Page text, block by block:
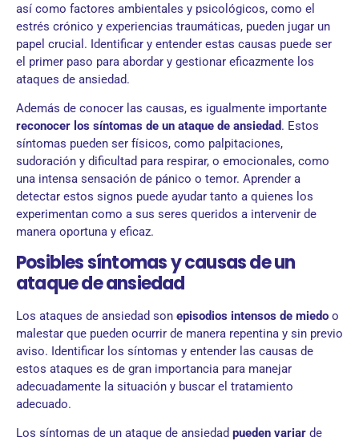
así como factores ambientales y psicológicos, como el
estrés crónico y experiencias traumáticas, pueden jugar un
papel crucial. Identificar y entender estas causas puede ser
el primer paso para abordar y gestionar eficazmente los
ataques de ansiedad.
Además de conocer las causas, es igualmente importante
reconocer los síntomas de un ataque de ansiedad. Estos
síntomas pueden ser físicos, como palpitaciones,
sudoración y dificultad para respirar, o emocionales, como
una intensa sensación de pánico o temor. Aprender a
detectar estos signos puede ayudar tanto a quienes los
experimentan como a sus seres queridos a intervenir de
manera oportuna y eficaz.
Posibles síntomas y causas de un
ataque de ansiedad
Los ataques de ansiedad son episodios intensos de miedo o
malestar que pueden ocurrir de manera repentina y sin previo
aviso. Identificar los síntomas y entender las causas de
estos ataques es de gran importancia para manejar
adecuadamente la situación y buscar el tratamiento
adecuado.
Los síntomas de un ataque de ansiedad pueden variar de